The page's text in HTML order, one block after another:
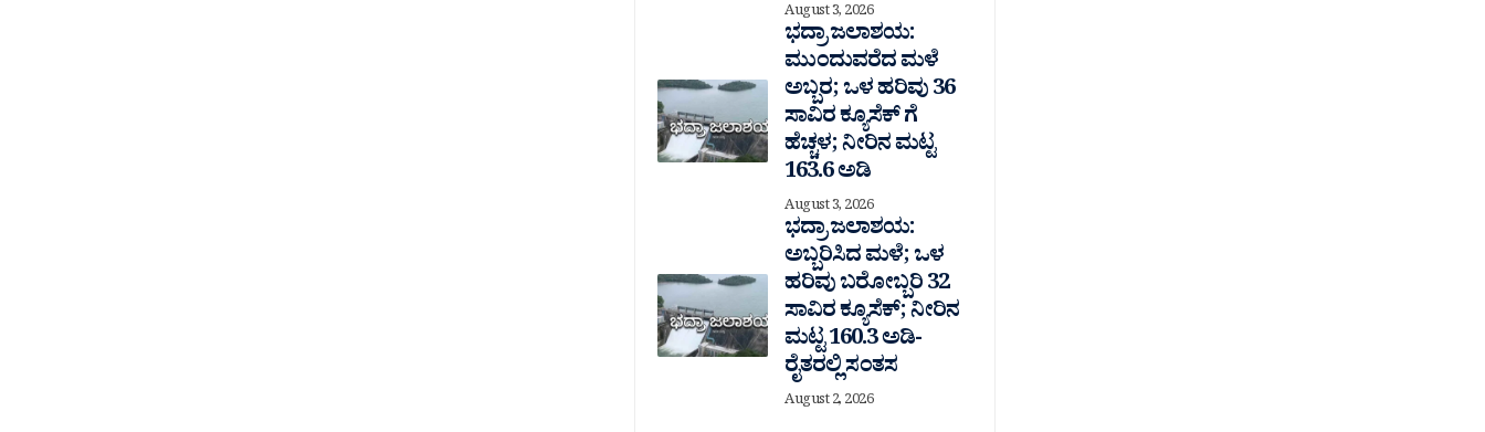
August 3, 2026
ಭದ್ರಾ ಜಲಾಶಯ:
ಮುಂದುವರೆದ ಮಳೆ
ಅಬ್ಬರ; ಒಳ ಹರಿವು 36
ಸಾವಿರ‌ ಕ್ಯೂಸೆಕ್ ಗೆ
ಹೆಚ್ಚಳ; ನೀರಿನ ಮಟ್ಟ
163.6 ಅಡಿ
August 3, 2026
ಭದ್ರಾ ಜಲಾಶಯ:
ಅಬ್ಬರಿಸಿದ ಮಳೆ; ಒಳ
ಹರಿವು ಬರೋಬ್ಬರಿ 32
ಸಾವಿರ‌ ಕ್ಯೂಸೆಕ್; ನೀರಿನ
ಮಟ್ಟ 160.3 ಅಡಿ-
ರೈತರಲ್ಲಿ ಸಂತಸ
August 2, 2026